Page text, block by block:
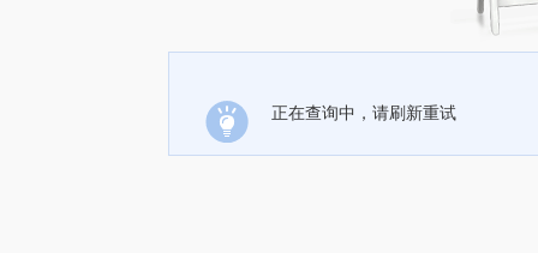
正在查询中，请刷新重试